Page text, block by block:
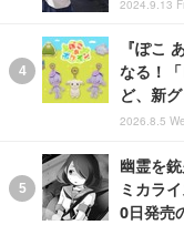
2024.9.13
『ぽこ
なる！
ど、新
2026.8.5
幽霊を
ミカラ
0日発売